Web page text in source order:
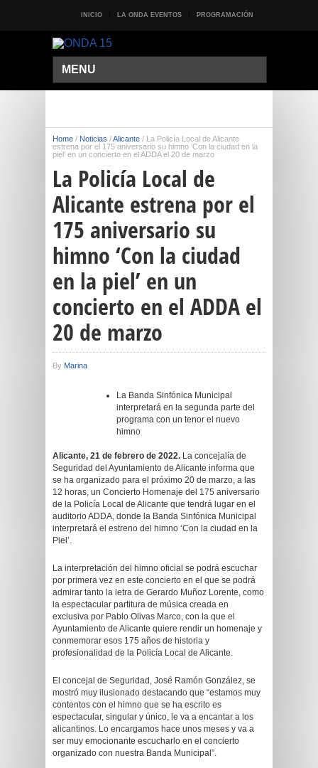
INICIO LA ONDA EVENTOS PROGRAMACIÓN
MENU
Home / Noticias /Alicante / La Policía Local de Alicante
estrena por el 175 aniversario su himno ‘Con la ciudad en la
piel’ en un concierto en el ADDA el 20 de marzo
La Policía Local de
Alicante estrena por el
175 aniversario su
himno ‘Con la ciudad
en la piel’ en un
concierto en el ADDA el
20 de marzo
By Marina
La Banda Sinfónica Municipal
interpretará en la segunda parte del
programa con un tenor el nuevo
himno
Alicante, 21 de febrero de 2022. La concejalía de
Seguridad del Ayuntamiento de Alicante informa que
se ha organizado para el próximo 20 de marzo, a las
12 horas, un Concierto Homenaje del 175 aniversario
de la Policía Local de Alicante que tendrá lugar en el
auditorio ADDA, donde la Banda Sinfónica Municipal
interpretará el estreno del himno ‘Con la ciudad en la
Piel’.
La interpretación del himno oficial se podrá escuchar
por primera vez en este concierto en el que se podrá
admirar tanto la letra de Gerardo Muñoz Lorente, como
la espectacular partitura de música creada en
exclusiva por Pablo Olivas Marco, con la que el
Ayuntamiento de Alicante quiere rendir un homenaje y
conmemorar esos 175 años de historia y
profesionalidad de la Policía Local de Alicante.
El concejal de Seguridad, José Ramón González, se
mostró muy ilusionado destacando que “estamos muy
contentos con el himno que se ha escrito es
espectacular, singular y único, le va a encantar a los
alicantinos. Lo encargamos hace unos meses y va a
ser muy emocionante escucharlo en el concierto
organizado con nuestra Banda Municipal”.